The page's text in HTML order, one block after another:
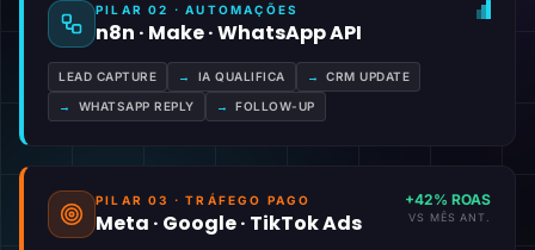
PILAR 02 · AUTOMAÇÕES
n8n · Make · WhatsApp API
LEAD CAPTURE → IA QUALIFICA → CRM UPDATE
→ WHATSAPP REPLY → FOLLOW-UP
PILAR 03 · TRÁFEGO PAGO
Meta · Google · TikTok Ads
+42% ROAS
VS MÊS ANT.